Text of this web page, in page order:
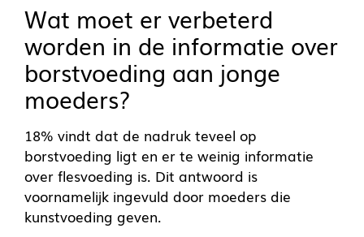
Wat moet er verbeterd
worden in de informatie over
borstvoeding aan jonge
moeders?
18% vindt dat de nadruk teveel op
borstvoeding ligt en er te weinig informatie
over flesvoeding is. Dit antwoord is
voornamelijk ingevuld door moeders die
kunstvoeding geven.